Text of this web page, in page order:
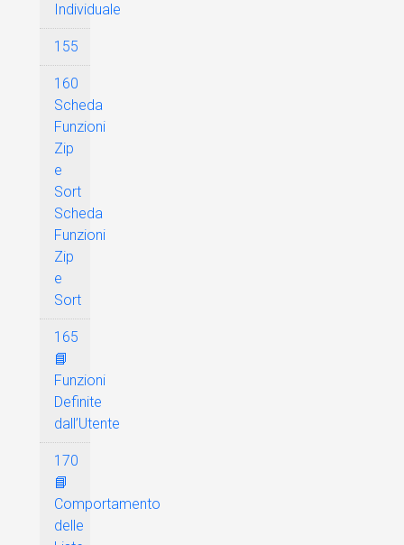
Individuale
155
160
Scheda
Funzioni
Zip
e
Sort
Scheda
Funzioni
Zip
e
Sort
165
📘
Funzioni
Definite
dall’Utente
170
📘
Comportamento
delle